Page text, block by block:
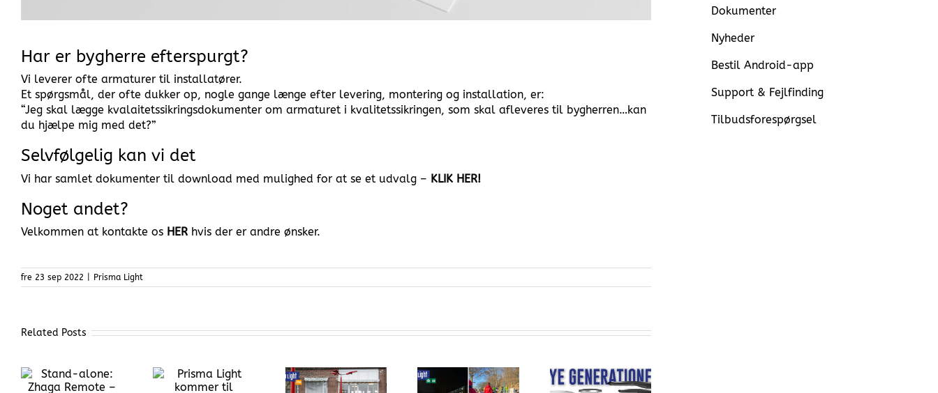
Har er bygherre efterspurgt?
Vi leverer ofte armaturer til installatører.
Et spørgsmål, der ofte dukker op, nogle gange længe efter levering, montering og installation, er:
“Jeg skal lægge kvalaitetssikringsdokumenter om armaturet i kvalitetssikringen, som skal afleveres til bygherren…kan
du hjælpe mig med det?”
Selvfølgelig kan vi det
Vi har samlet dokumenter til download med mulighed for at se et udvalg – KLIK HER!
Noget andet?
Velkommen at kontakte osHERhvis der er andre ønsker.
fre 23 sep 2022 Prisma Light
Related Posts
Et stort skridt
Dokumenter
Nyheder
Bestil Android-app
Support & Fejlfinding
Tilbudsforespørgsel